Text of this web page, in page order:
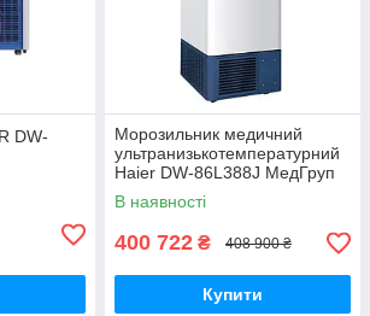
DW-
Морозильник медичний
ультранизькотемпературний
Haier DW-86L388J МедГруп
В наявності
400 722 ₴ 408 900 ₴
Купити